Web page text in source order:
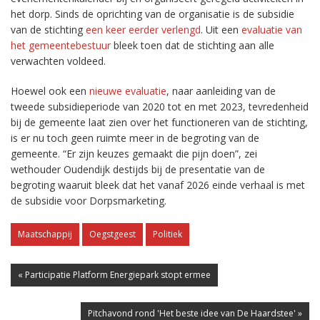
het dorp. Sinds de oprichting van de organisatie is de subsidie
van de stichting een keer eerder verlengd. Uit een evaluatie van
het gemeentebestuur bleek toen dat de stichting aan alle
verwachten voldeed.
Hoewel ook een nieuwe evaluatie, naar aanleiding van de
tweede subsidieperiode van 2020 tot en met 2023, tevredenheid
bij de gemeente laat zien over het functioneren van de stichting,
is er nu toch geen ruimte meer in de begroting van de
gemeente. “Er zijn keuzes gemaakt die pijn doen”, zei
wethouder Oudendijk destijds bij de presentatie van de
begroting waaruit bleek dat het vanaf 2026 einde verhaal is met
de subsidie voor Dorpsmarketing.
Maatschappij Oegstgeest Politiek
« Participatie Platform Energiepark stopt ermee
Pitchavond rond 'Het beste idee van De Haardstee' »